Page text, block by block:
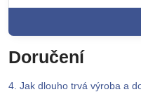
Doručení
4. Jak dlouho trvá výroba a